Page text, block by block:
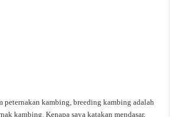
peternakan kambing, breeding kambing adalah
kambing. Kenapa saya katakan mendasar,